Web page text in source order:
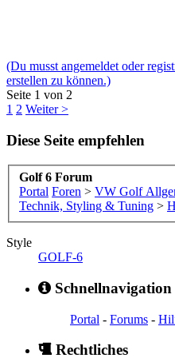
(Du musst angemeldet oder
erstellen zu können.)
Seite 1 von 2
1 2 Weiter >
Diese Seite empfehlen
Golf 6 Forum
Portal Foren > VW Golf
Technik, Styling & Tuning >
Style
GOLF-6
Schnellnavigation
Portal - Forums -
Rechtliches